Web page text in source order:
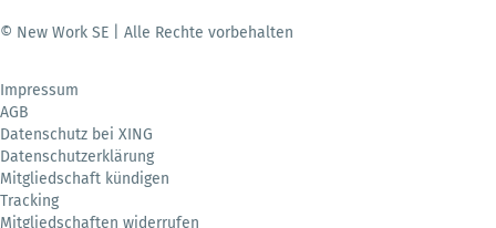
© New Work SE | Alle Rechte vorbehalten
Impressum
AGB
Datenschutz bei XING
Datenschutzerklärung
Mitgliedschaft kündigen
Tracking
Mitgliedschaften widerrufen